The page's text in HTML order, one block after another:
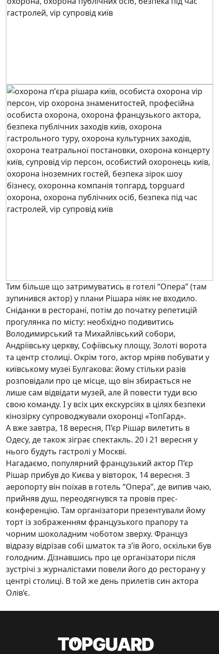
Тим більше що затримуватись в готелі “Опера” (там
зупинився актор) у плани Рішара ніяк не входило.
Сніданки в ресторані, потім до початку репетицій
прогулянка по місту: необхідно подивитись
Володимирський та Михайлівський собори,
Андріївську церкву, Софіївську площу, Золоті ворота
та центр столиці. Окрім того, актор мріяв побувати у
київському музеї Булгакова: йому стільки разів
розповідали про це місце, що він збирається не
лише сам відвідати музей, але й повести туди всю
свою команду. І у всіх цих екскурсіях в цілях безпеки
кінозірку супроводжували охоронці «ТопГард».
А вже завтра, 18 вересня, П’єр Рішар вилетить в
Одесу, де також зіграє спектакль. 20 і 21 вересня у
нього будуть гастролі у Москві.
Нагадаємо, популярний французький актор П’єр
Рішар прибув до Києва у вівторок, 14 вересня. З
аеропорту він поїхав в готель “Опера”, де випив чаю,
прийняв душ, переодягнувся та провів прес-
конференцію. Там організатори презентували йому
торт із зображенням французького прапору та
чорним шоколадним чоботом зверху. Француз
відразу відрізав собі шматок та з’їв його, оскільки був
голодним. Дізнавшись про це організатори після
зустрічі з журналістами повели його до ресторану у
центрі столиці. В той же день прилетів син актора
Олів’є.